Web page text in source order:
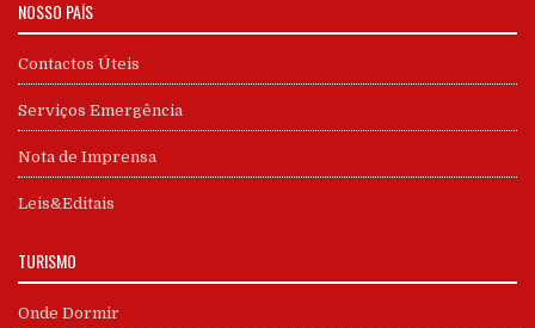
NOSSO PAÍS
Contactos Úteis
Serviços Emergência
Nota de Imprensa
Leis&Editais
TURISMO
Onde Dormir